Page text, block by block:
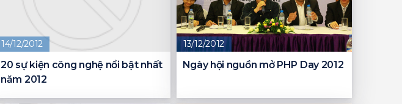
14/12/2012
20 sự kiện công nghệ nổi bật nhất
năm 2012
13/12/2012
Ngày hội nguồn mở PHP Day 2012